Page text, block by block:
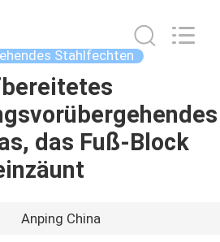
Stahlfechten
das Fuß-Block
Anping China